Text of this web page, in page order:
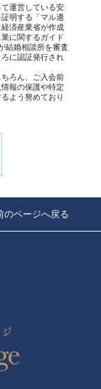
運営している安
明する「マル適
済産業省が作成
に関するガイド
結婚相談所を審査
に認証発行され
ろん、ご入会前
報の保護や特定
よう努めており
のページへ戻る